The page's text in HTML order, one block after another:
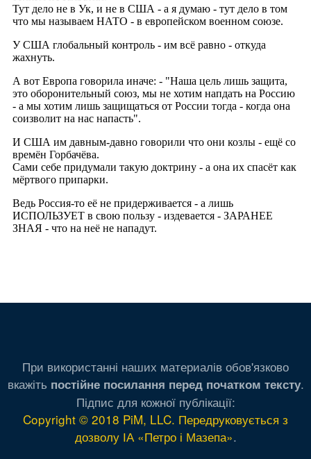
При використанні наших материалів обов'язково
вкажіть постійне посилання перед початком тексту.
Підпис для кожної публікації:
Copyright © 2018 PiM, LLC. Передруковується з
дозволу ІА «Петро і Мазепа».